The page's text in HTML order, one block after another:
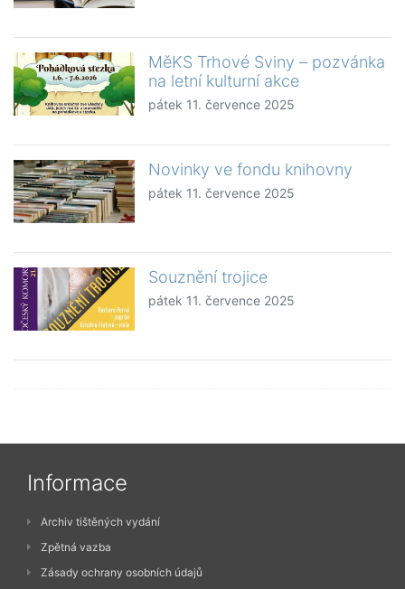
MěKS Trhové Sviny – pozvánka
na letní kulturní akce
pátek 11. července 2025
Novinky ve fondu knihovny
pátek 11. července 2025
Souznění trojice
pátek 11. července 2025
Informace
Archiv tištěných vydání
Zpětná vazba
Zásady ochrany osobních údajů